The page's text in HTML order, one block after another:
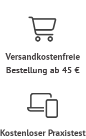
Versandkostenfreie
Bestellung ab 45 €
Kostenloser Praxistest